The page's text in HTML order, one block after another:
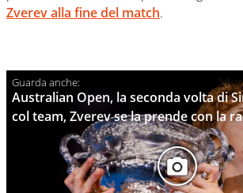
Zverev alla fine del match.
Australian Open, la seconda volta di
col team, Zverev se la prende con la